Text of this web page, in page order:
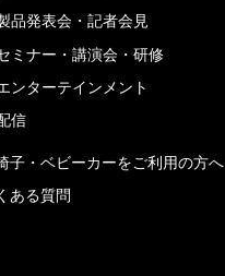
品発表会・記者会見
ミナー・講演会・研修
ンターテインメント
信
子・ベビーカーをご利用の方へ
ある質問